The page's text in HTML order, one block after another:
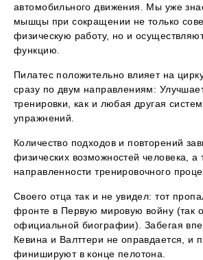
автомобильного движения. Мы уже
мышцы при сокращении не только
физическую работу, но и
функцию.
Пилатес положительно влияет на
сразу по двум направлениям:
тренировки, как и любая другая
упражнений.
Количество подходов и повторений
физических возможностей человека, а
направленности тренировочного
Своего отца так и не увидел: тот
фронте в Первую мировую войну (так
официальной биографии). Забегая
Кевина и Валттери не оправдается, и
финишируют в конце пелотона.